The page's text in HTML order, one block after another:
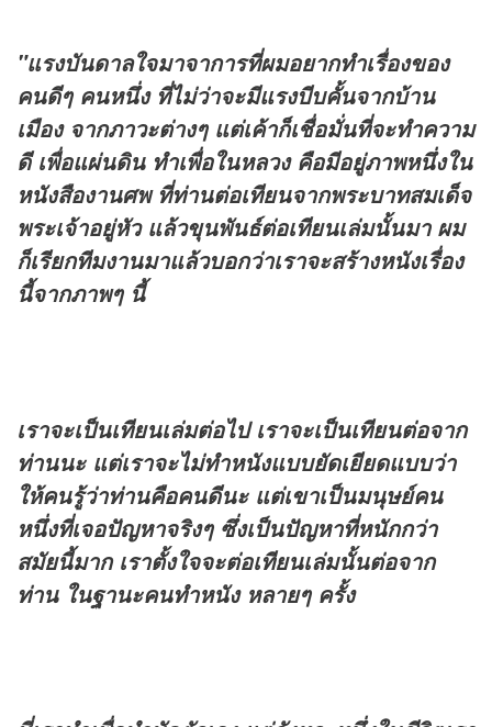
"แรงบันดาลใจมาจาการที่ผมอยากทำเรื่องของ
คนดีๆ คนหนึ่ง ที่ไม่ว่าจะมีแรงบีบคั้นจากบ้าน
เมือง จากภาวะต่างๆ แต่เค้าก็เชื่อมั่นที่จะทำความ
ดี เพื่อแผ่นดิน ทำเพื่อในหลวง คือมีอยู่ภาพหนึ่งใน
หนังสืองานศพ ที่ท่านต่อเทียนจากพระบาทสมเด็จ
พระเจ้าอยู่หัว แล้วขุนพันธ์ต่อเทียนเล่มนั้นมา ผม
ก็เรียกทีมงานมาแล้วบอกว่าเราจะสร้างหนังเรื่อง
นี้จากภาพๆ นี้
เราจะเป็นเทียนเล่มต่อไป เราจะเป็นเทียนต่อจาก
ท่านนะ แต่เราจะไม่ทำหนังแบบยัดเยียดแบบว่า
ให้คนรู้ว่าท่านคือคนดีนะ แต่เขาเป็นมนุษย์คน
หนึ่งที่เจอปัญหาจริงๆ ซึ่งเป็นปัญหาที่หนักกว่า
สมัยนี้มาก เราตั้งใจจะต่อเทียนเล่มนั้นต่อจาก
ท่าน ในฐานะคนทำหนัง หลายๆ ครั้ง